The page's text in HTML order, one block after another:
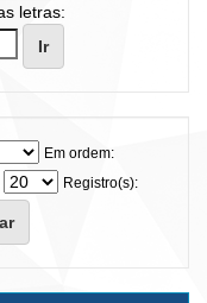
letras:
Em ordem:
Registro(s):